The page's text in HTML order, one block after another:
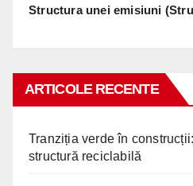
Structura unei emisiuni
ARTICOLE RECENTE
Tranziția verde în
structură reciclabilă